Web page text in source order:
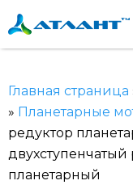
Главная страница
» Планетарные
редуктор
двухступенчатый
планетарный